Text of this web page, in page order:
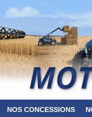
NOS CONCESSIONS